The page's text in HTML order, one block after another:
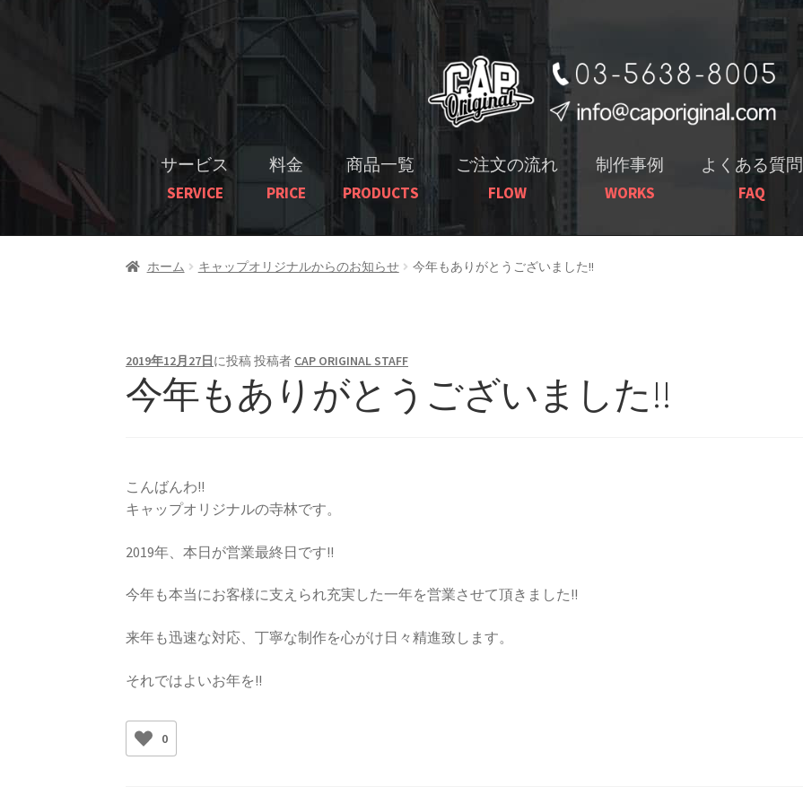
ビ
ー
ョ
へ
ン
ン
へ
キ
サービス
SERVICE
料金
PRICE
商品一覧
PRODUCTS
ご注文の流れ
FLOW
制作事例
WORKS
よくある質問
FAQ
ホーム キャップオリジナルからのお知らせ 今年もありがとうございました!!
2019年12月27日 に投稿投稿者 CAP ORIGINAL STAFF
今年もありがとうございました!!
こんばんわ!!
キャップオリジナルの寺林です。
2019年、本日が営業最終日です!!
今年も本当にお客様に支えられ充実した一年を営業させて頂きました!!
来年も迅速な対応、丁寧な制作を心がけ日々精進致します。
それではよいお年を!!
0